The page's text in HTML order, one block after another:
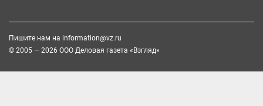
Пишите нам на information@vz.ru
© 2005 — 2026 ООО Деловая газета «Взгляд»